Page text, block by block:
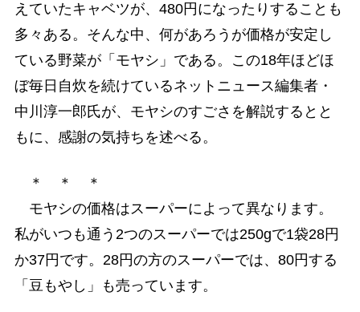
えていたキャベツが、480円になったりすることも
多々ある。そんな中、何があろうが価格が安定し
ている野菜が「モヤシ」である。この18年ほどほ
ぼ毎日自炊を続けているネットニュース編集者・
中川淳一郎氏が、モヤシのすごさを解説するとと
もに、感謝の気持ちを述べる。
＊ ＊ ＊
モヤシの価格はスーパーによって異なります。
私がいつも通う2つのスーパーでは250gで1袋28円
か37円です。28円の方のスーパーでは、80円する
「豆もやし」も売っています。